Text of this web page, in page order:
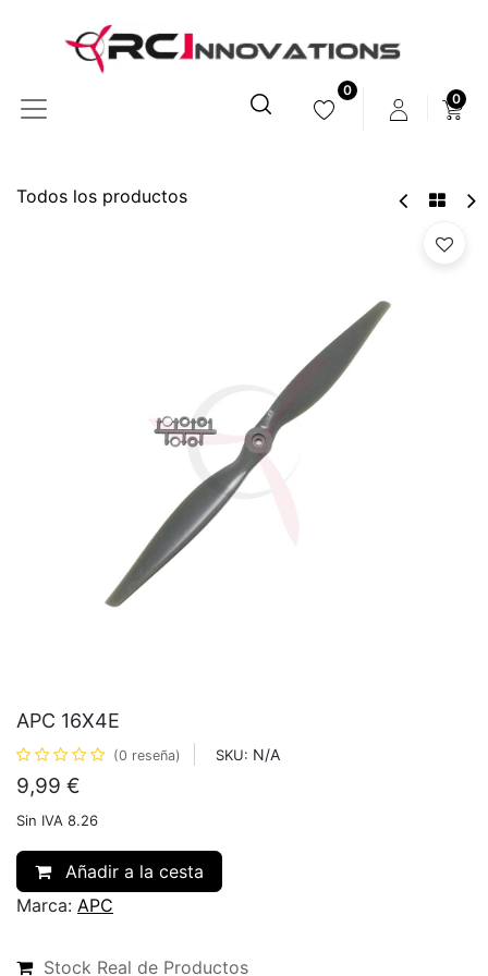
0
0
Todos los productos
APC 16X4E
(0 reseña) SKU: N/A
9,99 €
Sin IVA 8.26
Añadir a la cesta
Marca: APC
Stock Real de Productos